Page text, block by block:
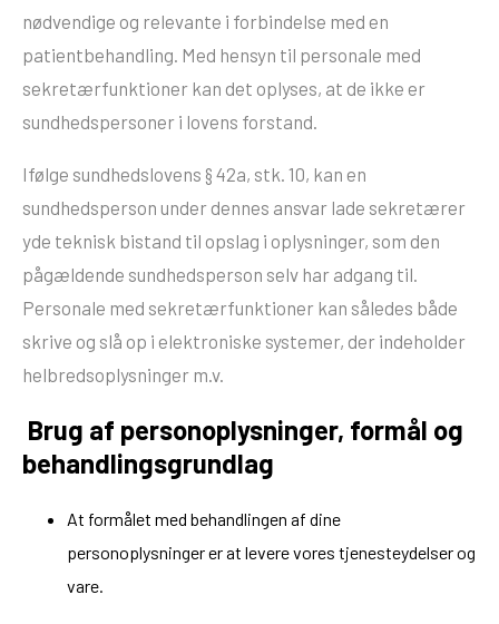
nødvendige og relevante i forbindelse med en
patientbehandling. Med hensyn til personale med
sekretærfunktioner kan det oplyses, at de ikke er
sundhedspersoner i lovens forstand.
Ifølge sundhedslovens § 42a, stk. 10, kan en
sundhedsperson under dennes ansvar lade sekretærer
yde teknisk bistand til opslag i oplysninger, som den
pågældende sundhedsperson selv har adgang til.
Personale med sekretærfunktioner kan således både
skrive og slå op i elektroniske systemer, der indeholder
helbredsoplysninger m.v.
Brug af personoplysninger, formål og
behandlingsgrundlag
At formålet med behandlingen af dine
personoplysninger er at levere vores tjenesteydelser og
vare.